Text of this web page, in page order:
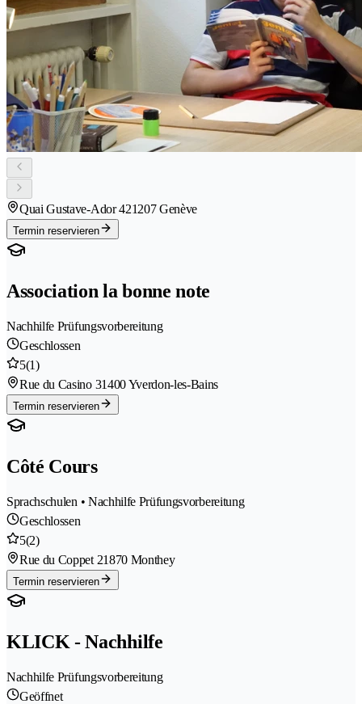
Quai Gustave-Ador 421207 Genève
Termin reservieren
Association la bonne note
Nachhilfe Prüfungsvorbereitung
Geschlossen
5(1)
Rue du Casino 31400 Yverdon-les-Bains
Termin reservieren
Côté Cours
Sprachschulen • Nachhilfe Prüfungsvorbereitung
Geschlossen
5(2)
Rue du Coppet 21870 Monthey
Termin reservieren
KLICK - Nachhilfe
Nachhilfe Prüfungsvorbereitung
Geöffnet